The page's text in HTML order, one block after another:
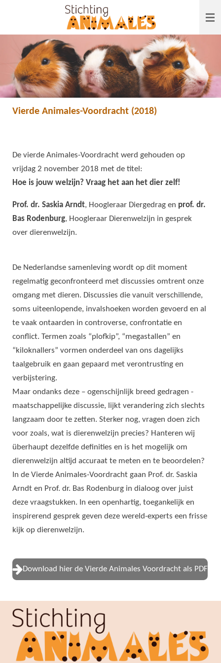
hoofdinhoud
Vierde Animales-Voordracht (2018)
De vierde Animales-Voordracht werd gehouden op
vrijdag 2 november 2018 met de titel:
Hoe is jouw welzijn? Vraag het aan het dier zelf!
Prof. dr. Saskia Arndt, Hoogleraar Diergedrag en prof. dr.
Bas Rodenburg, Hoogleraar Dierenwelzijn in gesprek
over dierenwelzijn.
De Nederlandse samenleving wordt op dit moment
regelmatig geconfronteerd met discussies omtrent onze
omgang met dieren. Discussies die vanuit verschillende,
soms uiteenlopende, invalshoeken worden gevoerd en al
te vaak ontaarden in controverse, confrontatie en
conflict. Termen zoals “plofkip”, “megastallen” en
“kiloknallers” vormen onderdeel van ons dagelijks
taalgebruik en gaan gepaard met verontrusting en
verbijstering.
Maar ondanks deze – ogenschijnlijk breed gedragen -
maatschappelijke discussie, lijkt verandering zich slechts
langzaam door te zetten. Sterker nog, vragen doen zich
voor zoals, wat is dierenwelzijn precies? Hanteren wij
überhaupt dezelfde definities en is het mogelijk om
dierenwelzijn altijd accuraat te meten en te beoordelen?
In de Vierde Animales-Voordracht gaan Prof. dr. Saskia
Arndt en Prof. dr. Bas Rodenburg in dialoog over juist
deze vraagstukken. In een openhartig, toegankelijk en
inspirerend gesprek geven deze wereld-experts een frisse
kijk op dierenwelzijn.
Download hier de Vierde Animales Voordracht als PDF